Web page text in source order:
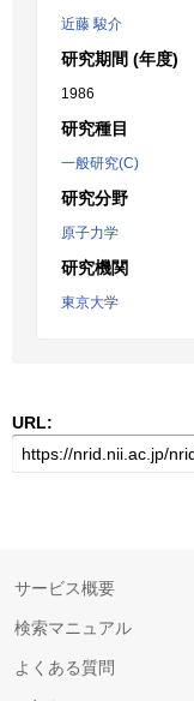
近藤 駿介
研究期間 (年度)
1986
研究種目
一般研究(C)
研究分野
原子力学
研究機関
東京大学
URL:
サービス概要
検索マニュアル
よくある質問